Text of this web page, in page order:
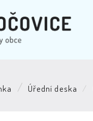
Úřední deska